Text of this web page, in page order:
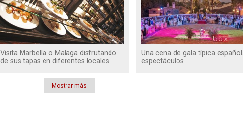
Visita Marbella o Malaga disfrutando
de sus tapas en diferentes locales
Una cena de gala típica
espectáculos
Mostrar más